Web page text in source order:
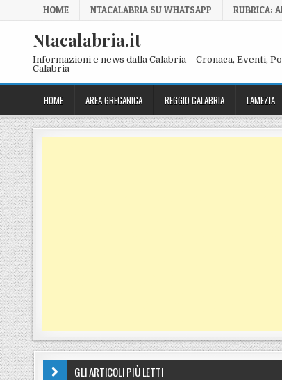
Skip to content
HOME NTACALABRIA SU WHATSAPP RUBRICA:
Ntacalabria.it
Informazioni e news dalla Calabria – Cronaca, Eventi,
Calabria
HOME AREA GRECANICA REGGIO CALABRIA LAMEZIA
GLI ARTICOLI PIÙ LETTI